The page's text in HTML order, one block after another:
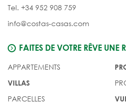
Tel. +34 952 908 759
info@costas-casas.com
FAITES DE VOTRE RÊVE UNE
APPARTEMENTS
VILLAS
PARCELLES